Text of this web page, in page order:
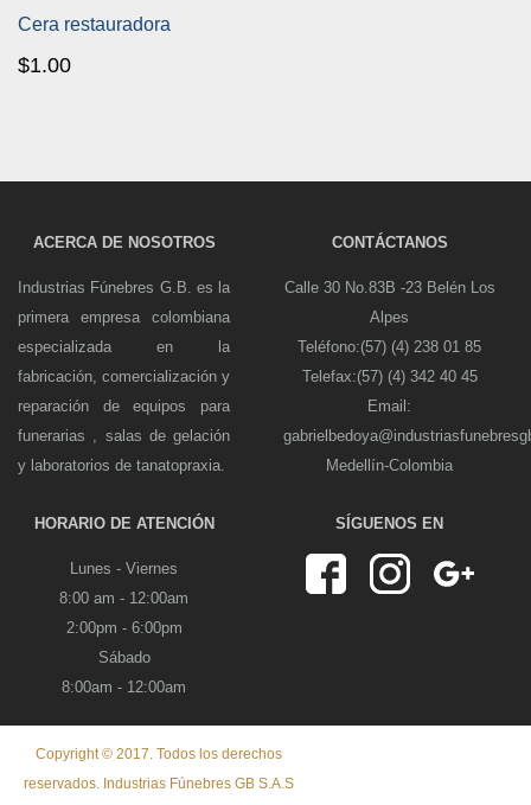
Cera restauradora
$1.00
ACERCA DE NOSOTROS
Industrias Fúnebres G.B. es la
primera empresa colombiana
especializada en la
fabricación, comercialización y
reparación de equipos para
funerarias , salas de gelación
y laboratorios de tanatopraxia.
CONTÁCTANOS
Calle 30 No.83B -23 Belén Los
Alpes
Teléfono:(57) (4) 238 01 85
Telefax:(57) (4) 342 40 45
Email:
Medellín-Colombia
HORARIO DE ATENCIÓN
Lunes - Viernes
8:00 am - 12:00am
2:00pm - 6:00pm
Sábado
8:00am - 12:00am
SÍGUENOS EN
Copyright © 2017. Todos los derechos
reservados. Industrias Fúnebres GB S.A.S